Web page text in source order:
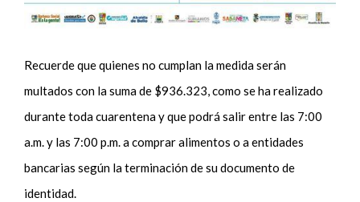
Recuerde que quienes no cumplan la medida serán
multados con la suma de $936.323, como se ha realizado
durante toda cuarentena y que podrá salir entre las 7:00
a.m. y las 7:00 p.m. a comprar alimentos o a entidades
bancarias según la terminación de su documento de
identidad.